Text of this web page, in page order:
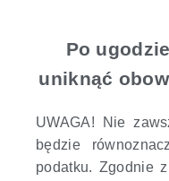
Po
uniknąć
UWAGA! Nie
będzie
podatku. Zgodnie z